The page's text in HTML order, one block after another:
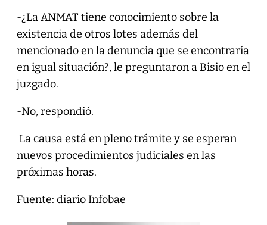
-¿La ANMAT tiene conocimiento sobre la
existencia de otros lotes además del
mencionado en la denuncia que se encontraría
en igual situación?, le preguntaron a Bisio en el
juzgado.
-No, respondió.
La causa está en pleno trámite y se esperan
nuevos procedimientos judiciales en las
próximas horas.
Fuente: diario Infobae